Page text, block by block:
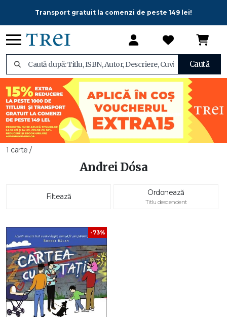
Transport gratuit la comenzi de peste 149 lei!
Caută
1 carte /
Andrei Dósa
Filtează Ordonează
Titlu descendent
-73%